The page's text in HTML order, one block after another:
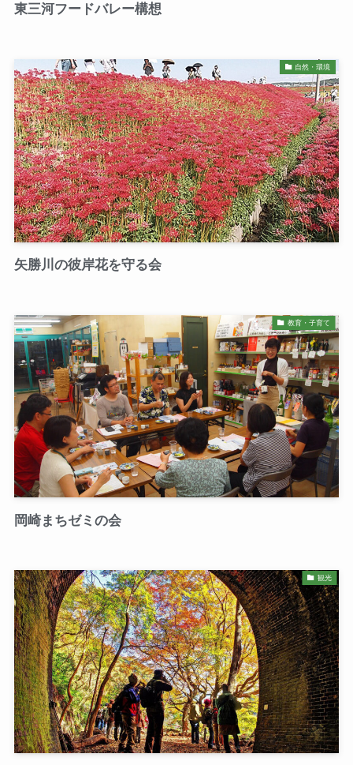
東三河フードバレー構想
自然・環境
矢勝川の彼岸花を守る会
教育・子育て
岡崎まちゼミの会
観光